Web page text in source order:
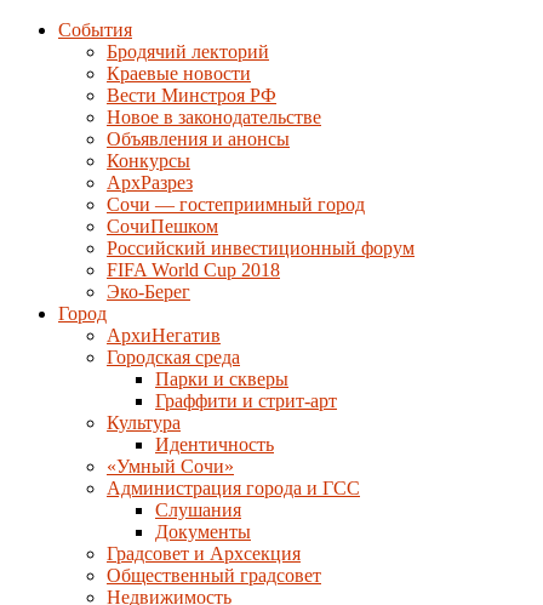
События
Бродячий лекторий
Краевые новости
Вести Минстроя РФ
Новое в законодательстве
Объявления и анонсы
Конкурсы
АрхРазрез
Сочи — гостеприимный город
СочиПешком
Российский инвестиционный форум
FIFA World Cup 2018
Эко-Берег
Город
АрхиНегатив
Городская среда
Парки и скверы
Граффити и стрит-арт
Культура
Идентичность
«Умный Сочи»
Администрация города и ГСС
Слушания
Документы
Градсовет и Архсекция
Общественный градсовет
Недвижимость